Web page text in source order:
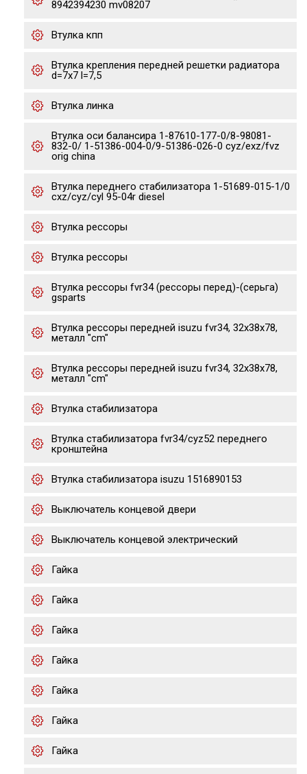
8942394230 mv08207
Втулка кпп
Втулка крепления передней решетки радиатора
d=7x7 l=7,5
Втулка линка
Втулка оси балансира 1-87610-177-0/8-98081-
832-0/ 1-51386-004-0/9-51386-026-0 cyz/exz/fvz
orig china
Втулка переднего стабилизатора 1-51689-015-1/0
cxz/cyz/cyl 95-04r diesel
Втулка рессоры
Втулка рессоры
Втулка рессоры fvr34 (рессоры перед)-(серьга)
gsparts
Втулка рессоры передней isuzu fvr34, 32x38x78,
металл "cm"
Втулка рессоры передней isuzu fvr34, 32x38x78,
металл "cm"
Втулка стабилизатора
Втулка стабилизатора fvr34/cyz52 переднего
кронштейна
Втулка стабилизатора isuzu 1516890153
Выключатель концевой двери
Выключатель концевой электрический
Гайка
Гайка
Гайка
Гайка
Гайка
Гайка
Гайка